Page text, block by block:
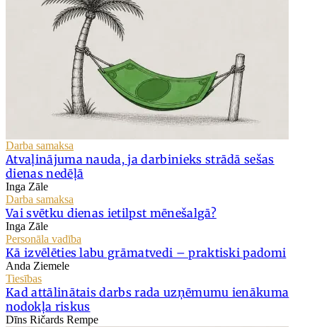
Darba samaksa
Atvaļinājuma nauda, ja darbinieks strādā sešas
dienas nedēļā
Inga Zāle
Darba samaksa
Vai svētku dienas ietilpst mēnešalgā?
Inga Zāle
Personāla vadība
Kā izvēlēties labu grāmatvedi – praktiski padomi
Anda Ziemele
Tiesības
Kad attālinātais darbs rada uzņēmumu ienākuma
nodokļa riskus
Dīns Ričards Rempe